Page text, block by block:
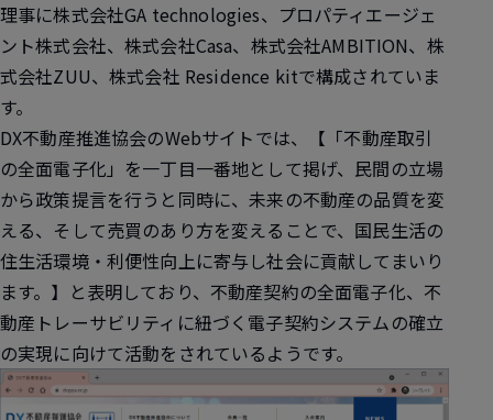
理事に株式会社GA technologies、プロパティエージェ
ント株式会社、株式会社Casa、株式会社AMBITION、株
式会社ZUU、株式会社 Residence kitで構成されていま
す。
DX不動産推進協会のWebサイトでは、【「不動産取引
の全面電子化」を一丁目一番地として掲げ、民間の立場
から政策提言を行うと同時に、未来の不動産の品質を変
える、そして売買のあり方を変えることで、国民生活の
住生活環境・利便性向上に寄与し社会に貢献してまいり
ます。】と表明しており、不動産契約の全面電子化、不
動産トレーサビリティに紐づく電子契約システムの確立
の実現に向けて活動をされているようです。